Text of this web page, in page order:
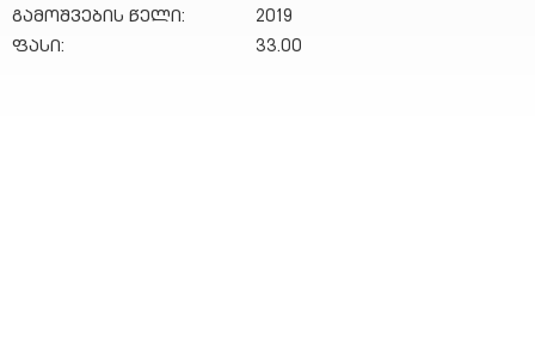
გამოშვების წელი:
2019
ფასი:
33.00